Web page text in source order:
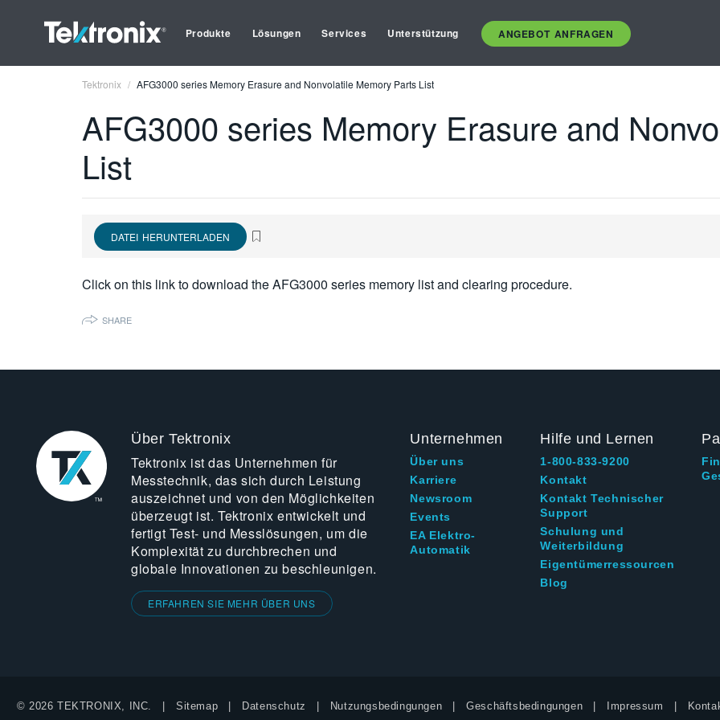
Produkte Lösungen Services Unterstützung ANGEBOT ANFRAGEN
Tektronix AFG3000 series Memory Erasure and Nonvolatile Memory Parts List
AFG3000 series Memory Erasure and
List
DATEI HERUNTERLADEN
Click on this link to download the AFG3000 series memory list and clearing procedure.
SHARE
Über Tektronix
Tektronix ist das Unternehmen für
Messtechnik, das sich durch Leistung
auszeichnet und von den Möglichkeiten
überzeugt ist. Tektronix entwickelt und
fertigt Test- und Messlösungen, um die
Komplexität zu durchbrechen und
globale Innovationen zu beschleunigen.
ERFAHREN SIE MEHR ÜBER UNS
Unternehmen
Über uns
Karriere
Newsroom
Events
EA Elektro-
Automatik
Hilfe und Lernen
1-800-833-9200
Kontakt
Kontakt Technischer
Support
Schulung und
Weiterbildung
Eigentümerressourcen
Blog
© 2026 TEKTRONIX, INC. Sitemap Datenschutz Nutzungsbedingungen Geschäftsbedingungen Impressum